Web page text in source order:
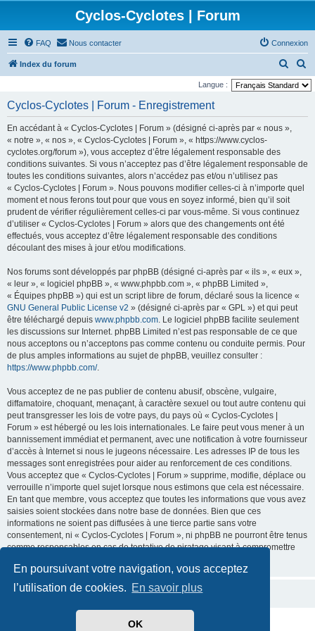
En poursuivant votre navigation, vous acceptez
l’utilisation de cookies. En savoir plus
OK
Cyclos-Cyclotes | Forum
FAQ Nous contacter Connexion
Index du forum
e
e
e
c
r
Langue :
Cyclos-Cyclotes | Forum - Enregistrement
En accédant à « Cyclos-Cyclotes | Forum » (désigné ci-après par « nous »,
« notre », « nos », « Cyclos-Cyclotes | Forum », « https://www.cyclos-
cyclotes.org/forum »), vous acceptez d’être légalement responsable des
conditions suivantes. Si vous n’acceptez pas d’être légalement responsable de
toutes les conditions suivantes, alors n’accédez pas et/ou n’utilisez pas
« Cyclos-Cyclotes | Forum ». Nous pouvons modifier celles-ci à n’importe quel
moment et nous ferons tout pour que vous en soyez informé, bien qu’il soit
prudent de vérifier régulièrement celles-ci par vous-même. Si vous continuez
d’utiliser « Cyclos-Cyclotes | Forum » alors que des changements ont été
effectués, vous acceptez d’être légalement responsable des conditions
découlant des mises à jour et/ou modifications.
Nos forums sont développés par phpBB (désigné ci-après par « ils », « eux »,
« leur », « logiciel phpBB », « www.phpbb.com », « phpBB Limited »,
« Équipes phpBB ») qui est un script libre de forum, déclaré sous la licence «
GNU General Public License v2 » (désigné ci-après par « GPL ») et qui peut
être téléchargé depuis www.phpbb.com. Le logiciel phpBB facilite seulement
les discussions sur Internet. phpBB Limited n’est pas responsable de ce que
nous acceptons ou n’acceptons pas comme contenu ou conduite permis. Pour
de plus amples informations au sujet de phpBB, veuillez consulter :
https://www.phpbb.com/.
Vous acceptez de ne pas publier de contenu abusif, obscène, vulgaire,
diffamatoire, choquant, menaçant, à caractère sexuel ou tout autre contenu qui
peut transgresser les lois de votre pays, du pays où « Cyclos-Cyclotes |
Forum » est hébergé ou les lois internationales. Le faire peut vous mener à un
bannissement immédiat et permanent, avec une notification à votre fournisseur
d’accès à Internet si nous le jugeons nécessaire. Les adresses IP de tous les
messages sont enregistrées pour aider au renforcement de ces conditions.
Vous acceptez que « Cyclos-Cyclotes | Forum » supprime, modifie, déplace ou
verrouille n’importe quel sujet lorsque nous estimons que cela est nécessaire.
En tant que membre, vous acceptez que toutes les informations que vous avez
saisies soient stockées dans notre base de données. Bien que ces
informations ne soient pas diffusées à une tierce partie sans votre
consentement, ni « Cyclos-Cyclotes | Forum », ni phpBB ne pourront être tenus
comme responsables en cas de tentative de piratage visant à compromettre
phpBB ® Forum Software © phpBB Limited